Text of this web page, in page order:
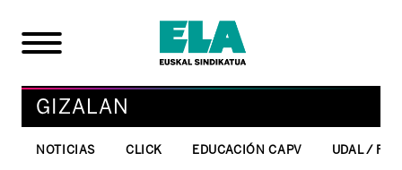
GIZALAN
NOTICIAS CLICK EDUCACIÓN CAPV UDAL /